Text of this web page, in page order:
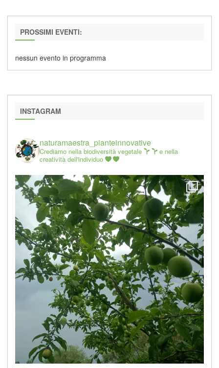
PROSSIMI EVENTI:
nessun evento in programma
INSTAGRAM
naturamaestra_pianteinnovative
Crediamo nella biodiversità vegetale
e nella
creatività dell'individuo